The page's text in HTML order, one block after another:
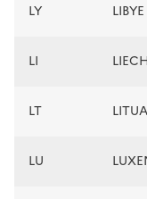
LY LIBYE
LI
LT
LU